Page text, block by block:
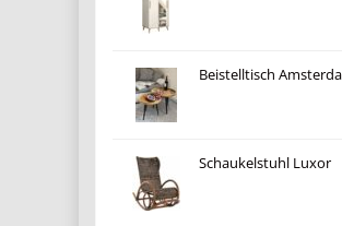
Beistelltisch
Schaukelstuhl Luxor